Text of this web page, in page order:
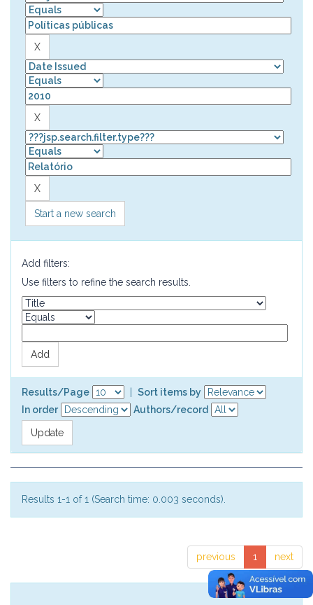
Start a new search
Add filters:
Use filters to refine the search results.
Results/Page
Sort items by
In order
Authors/record
Results 1-1 of 1 (Search time: 0.003 seconds).
previous 1 next